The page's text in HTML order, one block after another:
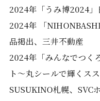
2024年「うみ博2024」
2024年 「
品掲出、三井不動産
2024年「みんなでつく
ト〜丸シールで輝くス
SUSUKINO札幌、SVC